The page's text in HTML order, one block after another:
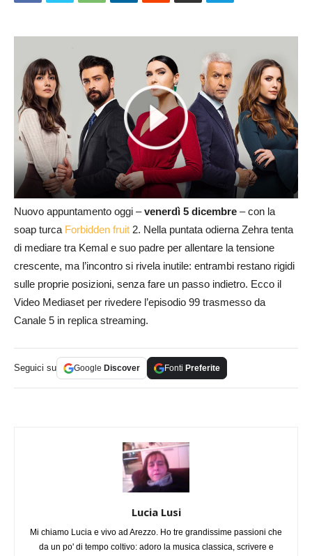
Nuovo appuntamento oggi –venerdì 5 dicembre – con la
soap turca Forbidden fruit 2. Nella puntata odierna Zehra tenta
di mediare tra Kemal e suo padre per allentare la tensione
crescente, ma l’incontro si rivela inutile: entrambi restano rigidi
sulle proprie posizioni, senza fare un passo indietro. Ecco il
Video Mediaset per rivedere l’episodio 99 trasmesso da
Canale 5 in replica streaming.
Seguici su Google Discover Fonti Preferite
Lucia Lusi
Mi chiamo Lucia e vivo ad Arezzo. Ho tre grandissime passioni che
da un po' di tempo coltivo: adoro la musica classica, scrivere e